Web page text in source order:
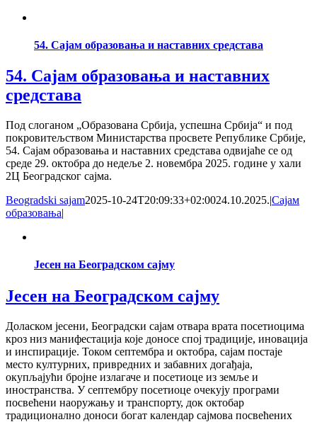
54. Сајам образовања и наставних средстава
54. Сајам образовања и наставних
средстава
Под слоганом „Образована Србија, успешна Србија“ и под
покровитељством Министарства просвете Републике Србије,
54. Сајам образовања и наставних средстава одвијаће се од
среде 29. октобра до недеље 2. новембра 2025. године у хали
2Ц Београдског сајма.
Beogradski sajam2025-10-24T20:09:33+02:0024.10.2025.|Сајам
образовања|
Јесен на Београдском сајму
Јесен на Београдском сајму
Доласком јесени, Београдски сајам отвара врата посетиоцима
кроз низ манифестација које доносе спој традиције, иновација
и инспирације. Током септембра и октобра, сајам постаје
место културних, привредних и забавних догађаја,
окупљајући бројне излагаче и посетиоце из земље и
иностранства. У септембру посетиоце очекују програми
посвећени наоружању и транспорту, док октобар
традиционално доноси богат календар сајмова посвећених